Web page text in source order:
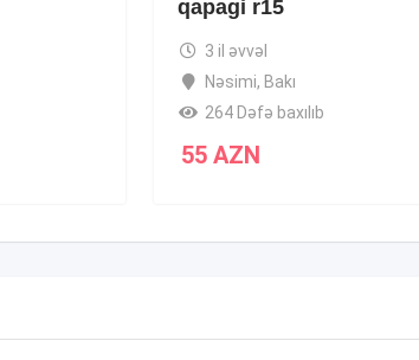
qapagi r15
3 il əvvəl
Nəsimi, Bakı
264 Dəfə baxılıb
55AZN